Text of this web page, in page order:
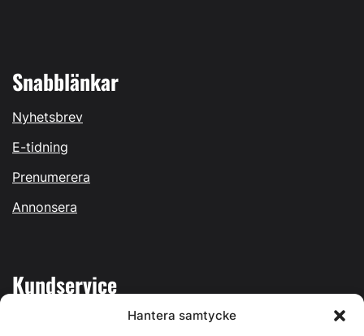
Hantera samtycke
Snabblänkar
Nyhetsbrev
E-tidning
Prenumerera
Annonsera
Kundservice